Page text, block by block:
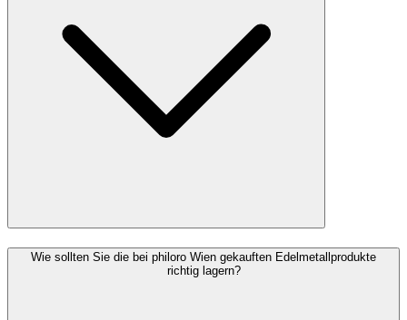
Wie sollten Sie die bei philoro Wien gekauften Edelmetallprodukte
richtig lagern?